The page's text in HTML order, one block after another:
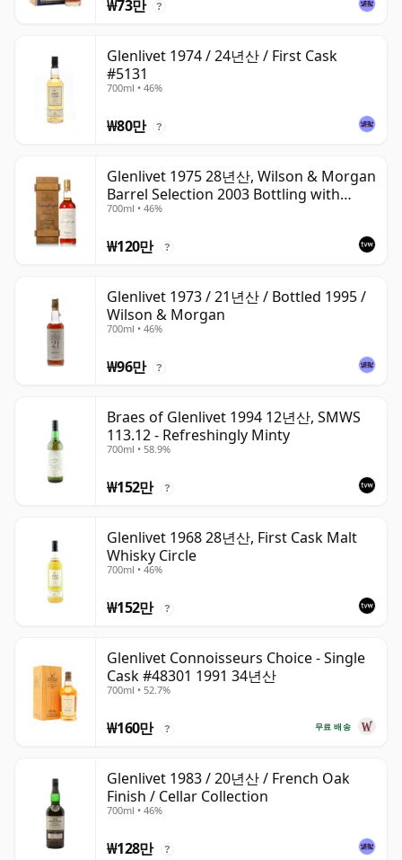
₩73만 ?
Glenlivet 1974 / 24년산 / First Cask
#5131
700ml • 46%
₩80만 ?
Glenlivet 1975 28년산, Wilson & Morgan
Barrel Selection 2003 Bottling with
Wooden Box
700ml • 46%
₩120만 ?
Glenlivet 1973 / 21년산 / Bottled 1995 /
Wilson & Morgan
700ml • 46%
₩96만 ?
Braes of Glenlivet 1994 12년산, SMWS
113.12 - Refreshingly Minty
700ml • 58.9%
₩152만 ?
Glenlivet 1968 28년산, First Cask Malt
Whisky Circle
700ml • 46%
₩152만 ?
Glenlivet Connoisseurs Choice - Single
Cask #48301 1991 34년산
700ml • 52.7%
무료 배송
₩160만 ?
Glenlivet 1983 / 20년산 / French Oak
Finish / Cellar Collection
700ml • 46%
₩128만 ?